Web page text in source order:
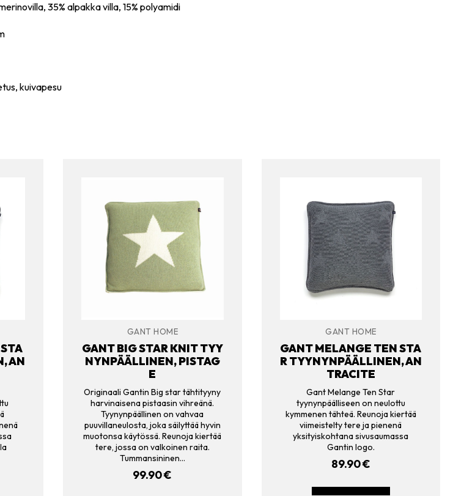
35% alpakka villa, 15% polyamidi
kuivapesu
AN
GANT HOME
GANT BIG STAR KNIT TYY
NYNPÄÄLLINEN, PISTAG
E
Originaali Gantin Big star tähtityyny
harvinaisena pistaasin vihreänä.
Tyynynpäällinen on vahvaa
puuvillaneulosta, joka säilyttää hyvin
muotonsa käytössä. Reunoja kiertää
tere, jossa on valkoinen raita.
Tummansininen…
99.90€
GANT HOME
GANT MELANGE TEN STA
R TYYNYNPÄÄLLINEN, AN
TRACITE
Gant Melange Ten Star
tyynynpäälliseen on neulottu
kymmenen tähteä. Reunoja kiertää
viimeistelty tere ja pienenä
yksityiskohtana sivusaumassa
Gantin logo.
89.90€